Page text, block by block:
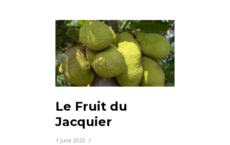
Le Fruit du
Jacquier
1 June 2020